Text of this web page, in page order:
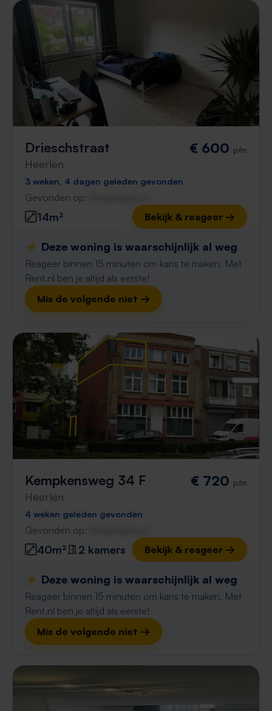
Drieschstraat
Heerlen
€ 600 p/m
3 weken, 4 dagen geleden gevonden
Gevonden op:
14m² Bekijk & reageer →
⚡️ Deze woning is waarschijnlijk al weg
Reageer binnen 15 minuten om kans te maken. Met
Rent.nl ben je altijd als eerste!
Mis de volgende niet →
Kempkensweg 34 F
Heerlen
€ 720 p/m
4 weken geleden gevonden
Gevonden op:
40m² 2 kamers Bekijk & reageer →
⚡️ Deze woning is waarschijnlijk al weg
Reageer binnen 15 minuten om kans te maken. Met
Rent.nl ben je altijd als eerste!
Mis de volgende niet →